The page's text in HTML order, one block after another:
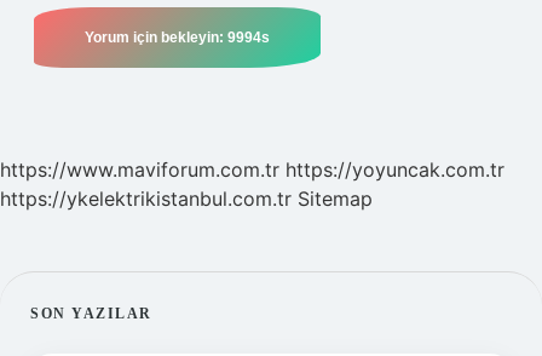
https://www.maviforum.com.tr https://yoyuncak.com.tr
https://ykelektrikistanbul.com.tr Sitemap
SIDEBAR
SON YAZILAR